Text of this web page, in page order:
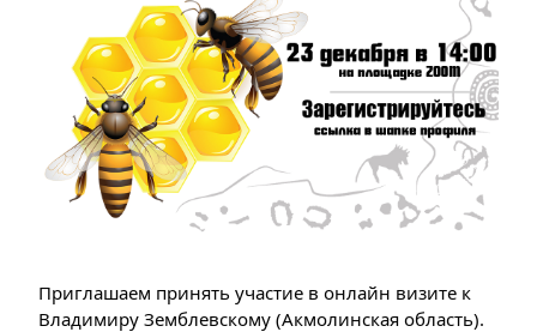
Приглашаем принять участие в онлайн визите к
Владимиру Земблевскому (Акмолинская область).